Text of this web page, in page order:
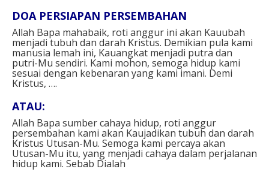
DOA PERSIAPAN PERSEMBAHAN⁣
Allah Bapa mahabaik, roti anggur ini akan Kauubah
menjadi tubuh dan darah Kristus. Demikian pula kami
manusia lemah ini, Kauangkat menjadi putra dan
putri-Mu sendiri. Kami mohon, semoga hidup kami
sesuai dengan kebenaran yang kami imani. Demi
Kristus, ….⁣⁣
ATAU: ⁣
Allah Bapa sumber cahaya hidup, roti anggur
persembahan kami akan Kaujadikan tubuh dan darah
Kristus Utusan-Mu. Semoga kami percaya akan
Utusan-Mu itu, yang menjadi cahaya dalam perjalanan
hidup kami. Sebab Dialah⁣⁣